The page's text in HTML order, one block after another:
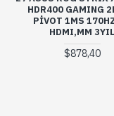
HDR400 GAMING
PIVOT 1MS
HDMI,MM 3YIL
$878,40